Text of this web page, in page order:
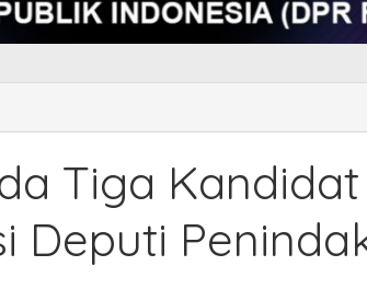
Tiga Kandidat
Deputi